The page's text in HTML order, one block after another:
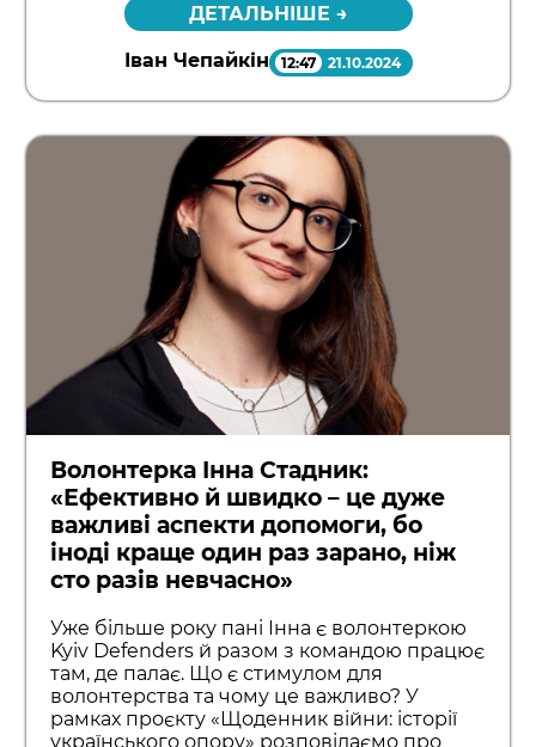
ДЕТАЛЬНІШЕ →
Іван Чепайкін 12:47 21.10.2024
Волонтерка Інна Стадник:
«Ефективно й швидко – це дуже
важливі аспекти допомоги, бо
іноді краще один раз зарано, ніж
сто разів невчасно»
Уже більше року пані Інна є волонтеркою
Kyiv Defenders й разом з командою працює
там, де палає. Що є стимулом для
волонтерства та чому це важливо? У
рамках проєкту «Щоденник війни: історії
українського опору» розповідаємо про